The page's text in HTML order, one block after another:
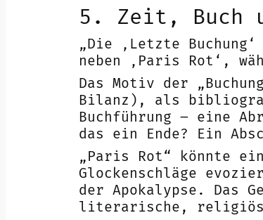
5. Zeit, Buch
„Die ‚Letzte
neben ‚Paris Rot‘,
Das Motiv der
Bilanz), als
Buchführung – eine
das ein Ende? Ein
„Paris Rot“ könnte
Glockenschläge
der Apokalypse. Das
literarische,